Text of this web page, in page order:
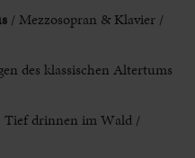
/ Mezzosopran & Klavier /
desklassischen Altertums
Tiefdrinnen im Wald /